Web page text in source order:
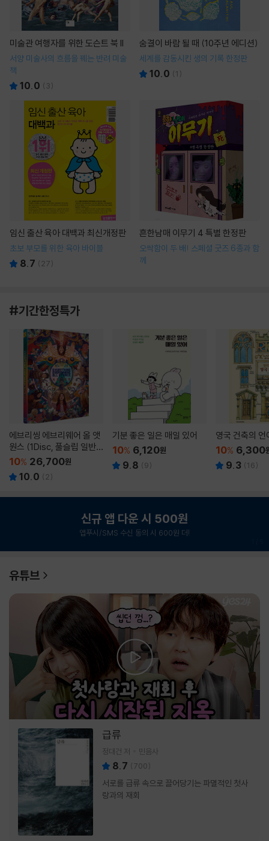
미술관 여행자를 위한 도슨트 북 II
서양 미술사의 흐름을 꿰는 반려 미술
책
10.0 ( 3)
숨결이 바람 될 때 (10주년 에디션)
세계를 감동시킨 생의 기록 한정판
10.0 (1 )
임신 출산 육아 대백과 최신개정판
초보 부모를 위한 육아 바이블
8.7 ( 27)
흔한남매 이무기 4 특별 한정판
오싹함이 두 배! 스페셜 굿즈 6종과 함
께
#기간한정특가
에브리씽 에브리웨어 올 앳
원스 (1Disc, 풀슬립 일반
판) : 블루레이
10% 26,700원
10.0 ( 2)
기분 좋은 일은 매일 있어
10% 6,120원
9.8 (9)
영국 건축의 언
10% 6,300
9.3 (16)
신규 앱 다운 시 500원
앱푸시/SMS 수신 동의 시 600원 더!
유튜브
급류
정대건 저 민음사
8.7 (700)
서로를 급류 속으로 끌어당기는 파멸적인 첫사
랑과의 재회